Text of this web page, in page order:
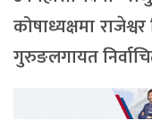
कोषाध्यक्षमा
गुरुङलगायत